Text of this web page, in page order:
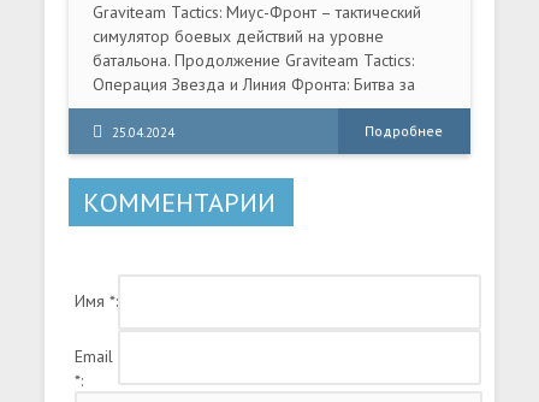
Graviteam Tactics: Миус-Фронт – тактический
симулятор боевых действий на уровне
батальона. Продолжение Graviteam Tactics:
Операция Звезда и Линия Фронта: Битва за
Харьков.
25.04.2024 Подробнее
КОММЕНТАРИИ
Имя *:
Email
*: